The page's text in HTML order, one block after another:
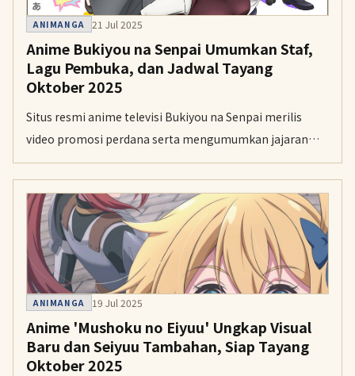
ANIMANGA 21 Jul 2025
Anime Bukiyou na Senpai Umumkan Staf,
Lagu Pembuka, dan Jadwal Tayang
Oktober 2025
Situs resmi anime televisi Bukiyou na Senpai merilis
video promosi perdana serta mengumumkan jajaran
pengisi suara dan staf tambahan.
ANIMANGA 19 Jul 2025
Anime 'Mushoku no Eiyuu' Ungkap Visual
Baru dan Seiyuu Tambahan, Siap Tayang
Oktober 2025